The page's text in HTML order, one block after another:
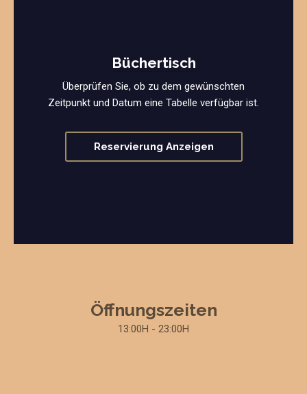
Büchertisch
Überprüfen Sie, ob zu dem gewünschten
Zeitpunkt und Datum eine Tabelle verfügbar ist.
Reservierung Anzeigen
Öffnungszeiten
13:00H - 23:00H